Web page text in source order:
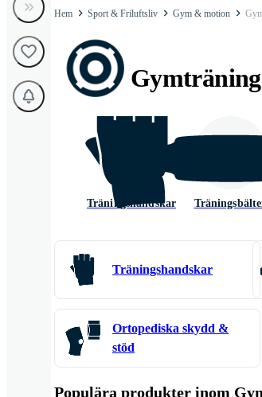
Hem Sport & Friluftsliv Gym & motion
Träningshandskar
Träningshandskar
Ortopediska skydd &
stöd
Populära produkter inom